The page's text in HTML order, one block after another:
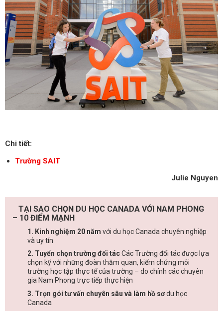
Chi tiết:
Trường SAIT
Julie Nguyen
TẠI SAO CHỌN DU HỌC CANADA VỚI NAM PHONG
– 10 ĐIỂM MẠNH
1. Kinh nghiệm 20 năm với du học Canada chuyên nghiệp
và uy tín
2. Tuyển chọn trường đối tácCác Trường đối tác được lựa
chọn kỹ với những đoàn thăm quan, kiểm chứng môi
trường học tập thực tế của trường – do chính các chuyên
gia Nam Phong trực tiếp thực hiện
3. Trọn gói tư vấn chuyên sâu và làm hồ sơdu học
Canada